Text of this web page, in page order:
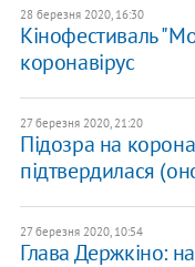
28 березня 2020, 16:30
Кінофестиваль
коронавірус
27 березня 2020, 21:20
Підозра на
підтвердилася
27 березня 2020, 10:54
Глава Держкіно: